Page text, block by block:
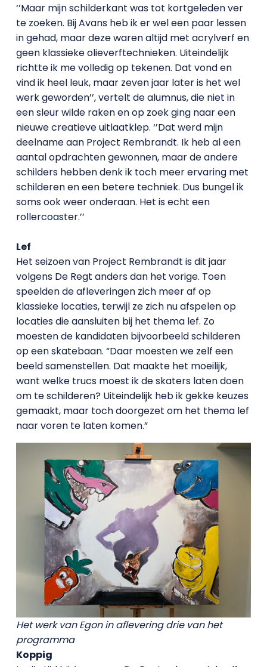
‘’Maar mijn schilderkant was tot kortgeleden ver
te zoeken. Bij Avans heb ik er wel een paar lessen
in gehad, maar deze waren altijd met acrylverf en
geen klassieke olieverftechnieken. Uiteindelijk
richtte ik me volledig op tekenen. Dat vond en
vind ik heel leuk, maar zeven jaar later is het wel
werk geworden’’, vertelt de alumnus, die niet in
een sleur wilde raken en op zoek ging naar een
nieuwe creatieve uitlaatklep. ‘’Dat werd mijn
deelname aan Project Rembrandt. Ik heb al een
aantal opdrachten gewonnen, maar de andere
schilders hebben denk ik toch meer ervaring met
schilderen en een betere techniek. Dus bungel ik
soms ook weer onderaan. Het is echt een
rollercoaster.’’
Lef
Het seizoen van Project Rembrandt is dit jaar
volgens De Regt anders dan het vorige. Toen
speelden de afleveringen zich meer af op
klassieke locaties, terwijl ze zich nu afspelen op
locaties die aansluiten bij het thema lef. Zo
moesten de kandidaten bijvoorbeeld schilderen
op een skatebaan. “Daar moesten we zelf een
beeld samenstellen. Dat maakte het moeilijk,
want welke trucs moest ik de skaters laten doen
om te schilderen? Uiteindelijk heb ik gekke keuzes
gemaakt, maar toch doorgezet om het thema lef
naar voren te laten komen.”
Het werk van Egon in aflevering drie van het
programma
Koppig